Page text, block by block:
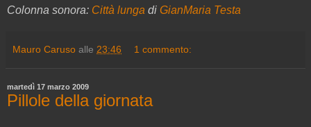
Colonna sonora: Città lunga di GianMaria Testa
Mauro Caruso alle 23:46 1 commento:
martedì 17 marzo 2009
Pillole della giornata